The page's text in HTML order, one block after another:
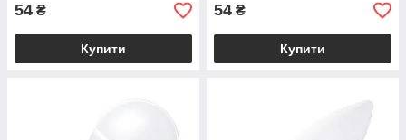
54 ₴
Купити
54 ₴
Купити